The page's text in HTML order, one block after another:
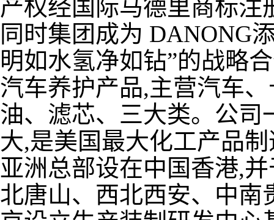
产权经国际马德里商标注
同时集团成为 DANONG
明如水氢净如钻”的战略
汽车养护产品,主营汽车
油、滤芯、三大类。公司
大,是美国最大化工产品
亚洲总部设在中国香港,
北唐山、西北西安、中南